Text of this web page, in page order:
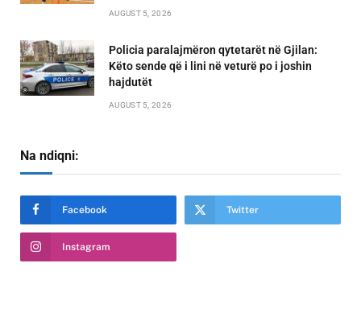
AUGUST 5, 2026
Policia paralajmëron qytetarët në Gjilan:
Këto sende që i lini në veturë po i joshin
hajdutët
AUGUST 5, 2026
Na ndiqni:
Facebook Twitter
Instagram